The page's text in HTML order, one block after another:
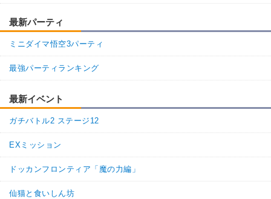
最新パーティ
ミニダイマ悟空3パーティ
最強パーティランキング
最新イベント
ガチバトル2 ステージ12
EXミッション
ドッカンフロンティア「魔の力編」
仙猫と食いしん坊